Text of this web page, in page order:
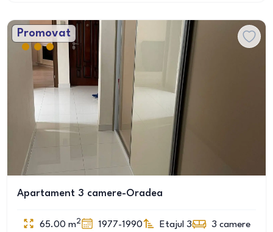
Promovat
Apartament 3 camere-Oradea
65.00 m2 1977-1990 Etajul 3 3 camere